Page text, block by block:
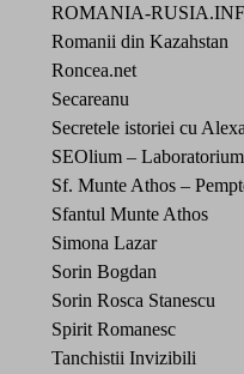
ROMANIA-
Romanii din Kazahstan
Roncea.net
Secareanu
Secretele istoriei cu
SEOlium – Laboratorium
Sf. Munte Athos –
Sfantul Munte Athos
Simona Lazar
Sorin Bogdan
Sorin Rosca Stanescu
Spirit Romanesc
Tanchistii Invizibili